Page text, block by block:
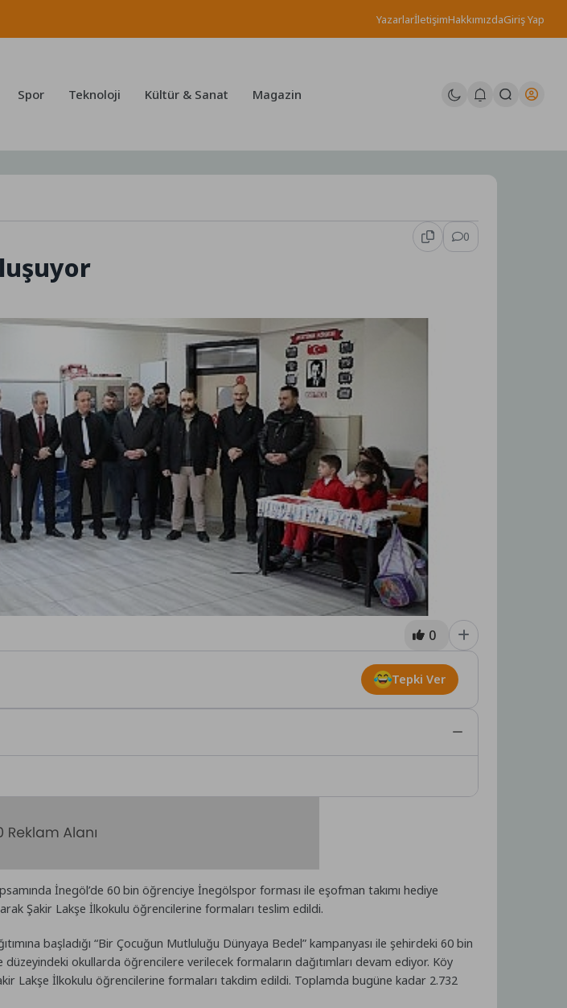
YazarlarİletişimHakkımızdaGiriş Yap
Spor Teknoloji Kültür & Sanat Magazin
0
0
Tepki Ver
İnegöl’de 60 bin öğrenciye İnegölspor forması ile eşofman takımı hediye
Şakir Lakşe İlkokulu öğrencilerine formaları teslim edildi.
başladığı “Bir Çocuğun Mutluluğu Dünyaya Bedel” kampanyası ile şehirdeki 60 bin
okullarda öğrencilere verilecek formaların dağıtımları devam ediyor. Köy
Lakşe İlkokulu öğrencilerine formaları takdim edildi. Toplamda bugüne kadar 2.732